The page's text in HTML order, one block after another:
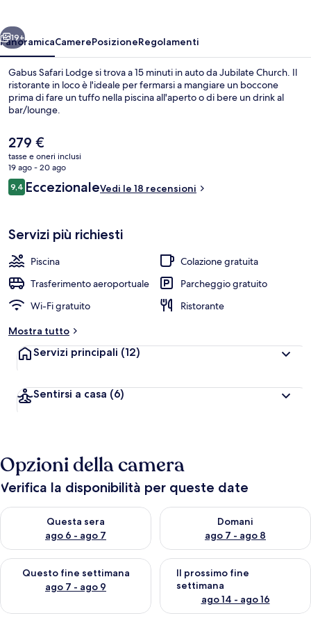
Camera Deluxe con letto
Avanti
19+
PanoramicaCamerePosizioneRegolamenti
Gabus Safari Lodge si trova a 15 minuti in auto da Jubilate Church. Il
ristorante in loco è l'ideale per fermarsi a mangiare un boccone
prima di fare un tuffo nella piscina all'aperto o di bere un drink al
bar/lounge.
Il
prezzo
attuale
è
279 €
279 €
tasse e oneri inclusi
19 ago - 20 ago
Recensioni
9,49,4 su 10
EccezionaleVedi le 18 recensioni
Servizi più richiesti
Piscina
Colazione gratuita
Trasferimento aeroportuale
Parcheggio gratuito
Wi-Fi gratuito
Ristorante
Mostra tutto
Servizi principali (12)
Sentirsi a casa (6)
Opzioni della camera
Verifica la disponibilità per queste date
Questa sera
ago 6 - ago 7
Verifica la disponibilità per questa sera, ago 6 - ago 7
Domani
ago 7 - ago 8
Verifica la disponibilità per
Questo fine settimana
ago 7 - ago 9
Verifica la disponibilità per questo fine settimana, ago 7 - ago
Il prossimo fine
settimana
ago 14 - ago 16
Verifica la disponibilità per il